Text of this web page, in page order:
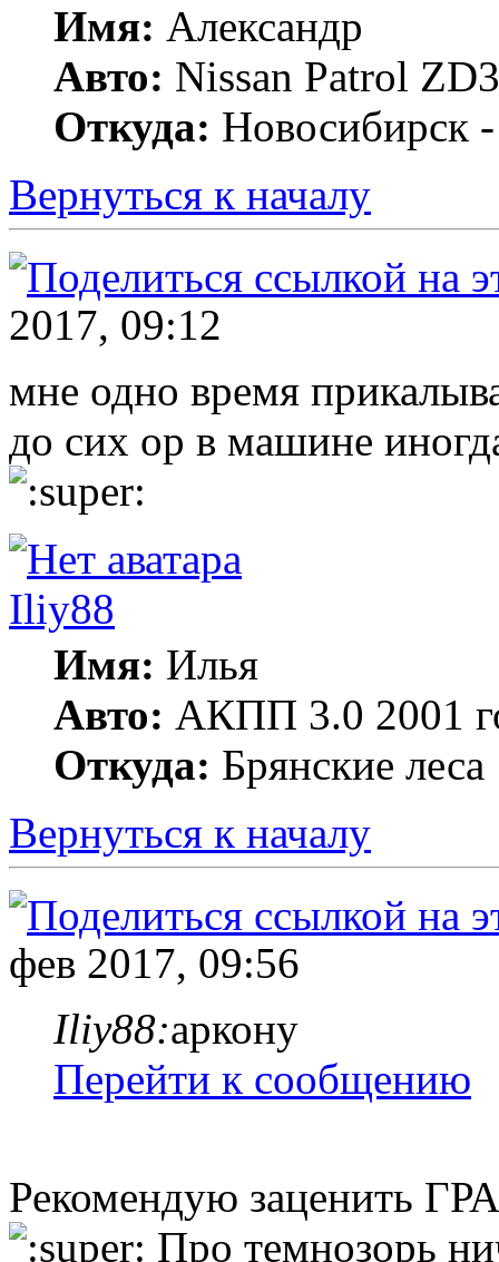
Имя: Александр
Авто: Nissan Patrol
Откуда: Новосибирск
Вернуться к началу
2017, 09:12
мне одно время
до сих ор в машине
Iliy88
Имя: Илья
Авто: АКПП 3.0 2001
Откуда: Брянские леса
Вернуться к началу
фев 2017, 09:56
Iliy88:аркону
Перейти к сообщению
Рекомендую заценить
Про темнозорь